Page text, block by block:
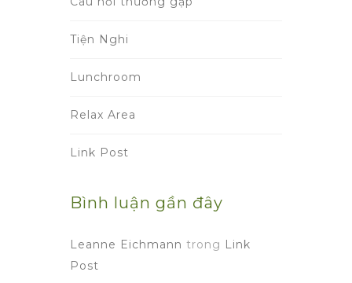
Tiện Nghi
Lunchroom
Relax Area
Link Post
Bình luận gần đây
Leanne Eichmann trong Link
Post